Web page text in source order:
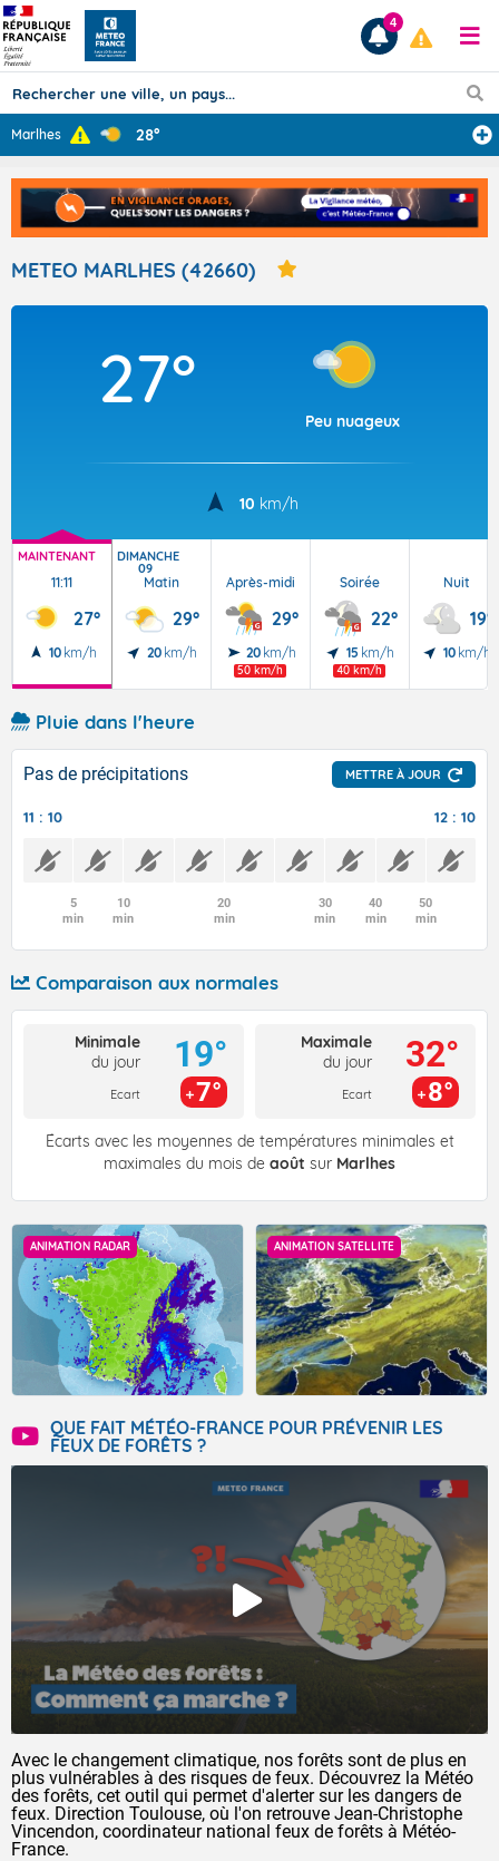
Prévisions
TOUS LES RÉSULTATS
Articles
4
Marlhes 28°
METEO MARLHES (42660)
27°
Peu nuageux
10 km/h
MAINTENANT
11:11
27°
10 km/h
DIMANCHE
09
Matin
29°
20 km/h
Après-midi
29°
20 km/h
50 km/h
Soirée
22°
15 km/h
40 km/h
Nuit
19°
10 km/h
Pluie dans l'heure
Pas de précipitations METTRE À JOUR
11 : 10 12 : 10
5
min
10
min
20
min
30
min
40
min
50
min
Comparaison aux normales
Minimale
du jour
Ecart
19°
7°
Maximale
du jour
Ecart
32°
8°
Écarts avec les moyennes de températures minimales et
maximales du mois de août sur Marlhes
ANIMATION RADAR ANIMATION SATELLITE
QUE FAIT MÉTÉO-FRANCE POUR PRÉVENIR LES
FEUX DE FORÊTS ?
Avec le changement climatique, nos forêts sont de plus en
plus vulnérables à des risques de feux. Découvrez la Météo
des forêts, cet outil qui permet d'alerter sur les dangers de
feux. Direction Toulouse, où l'on retrouve Jean-Christophe
Vincendon, coordinateur national feux de forêts à Météo-
France.